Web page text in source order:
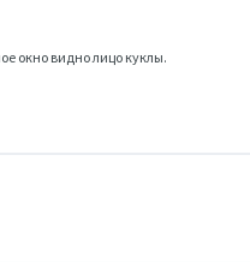
окно видно лицо куклы.